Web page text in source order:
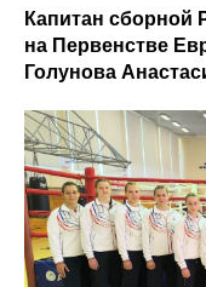
Капитан сборной
на Первенстве
Голунова